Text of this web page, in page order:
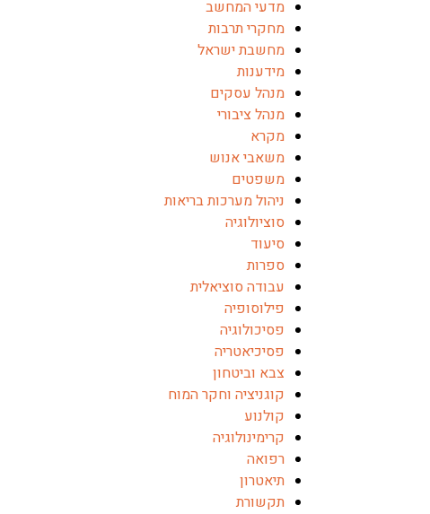
מדעי המחשב
מחקרי תרבות
מחשבת ישראל
מידענות
מנהל עסקים
מנהל ציבורי
מקרא
משאבי אנוש
משפטים
ניהול מערכות בריאות
סוציולוגיה
סיעוד
ספרות
עבודה סוציאלית
פילוסופיה
פסיכולוגיה
פסיכיאטריה
צבא וביטחון
קוגניציה וחקר המוח
קולנוע
קרימינולוגיה
רפואה
תיאטרון
תקשורת